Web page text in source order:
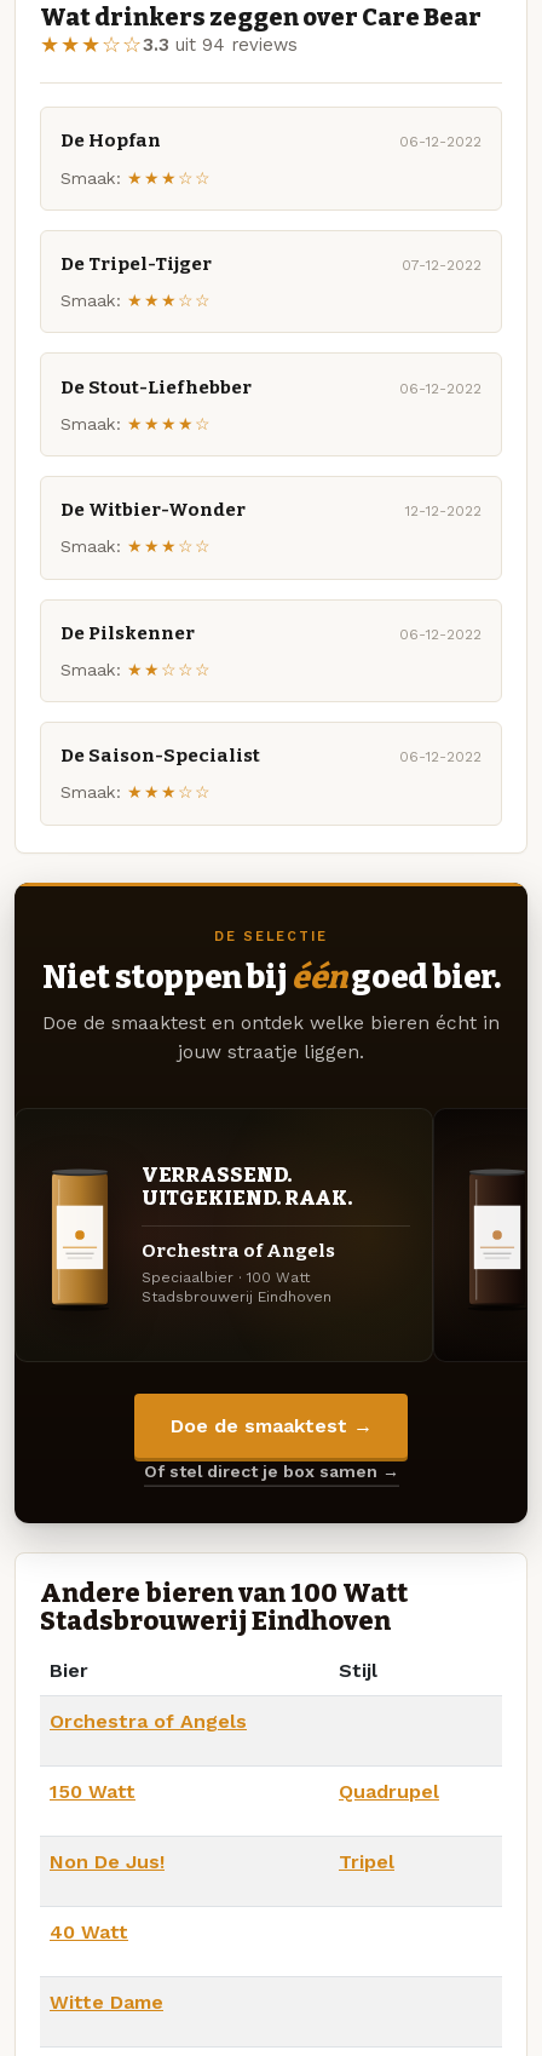
Wat drinkers zeggen over Care Bear
★★★☆☆3.3 uit 94 reviews
De Hopfan 06-12-2022
Smaak: ★★★☆☆
De Tripel-Tijger 07-12-2022
Smaak: ★★★☆☆
De Stout-Liefhebber 06-12-2022
Smaak: ★★★★☆
De Witbier-Wonder 12-12-2022
Smaak: ★★★☆☆
De Pilskenner 06-12-2022
Smaak: ★★☆☆☆
De Saison-Specialist 06-12-2022
Smaak: ★★★☆☆
DE SELECTIE
Niet stoppen bij ééngoed bier.
Doe de smaaktest en ontdek welke bieren écht in
jouw straatje liggen.
VERRASSEND.
UITGEKIEND. RAAK.
Orchestra of Angels
Speciaalbier · 100 Watt
Stadsbrouwerij Eindhoven
Doe de smaaktest →
Of stel direct je box samen →
Andere bieren van 100 Watt
Stadsbrouwerij Eindhoven
Bier Stijl
Orchestra of Angels
150 Watt Quadrupel
Non De Jus! Tripel
40 Watt
Witte Dame